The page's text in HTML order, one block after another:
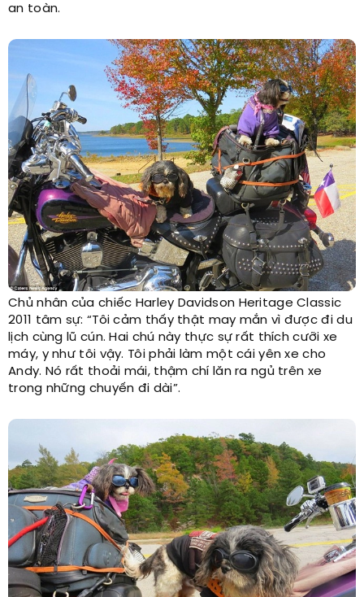
an toàn.
Chủ nhân của chiếc Harley Davidson Heritage Classic
2011 tâm sự: “Tôi cảm thấy thật may mắn vì được đi du
lịch cùng lũ cún. Hai chú này thực sự rất thích cưỡi xe
máy, y như tôi vậy. Tôi phải làm một cái yên xe cho
Andy. Nó rất thoải mái, thậm chí lăn ra ngủ trên xe
trong những chuyến đi dài”.